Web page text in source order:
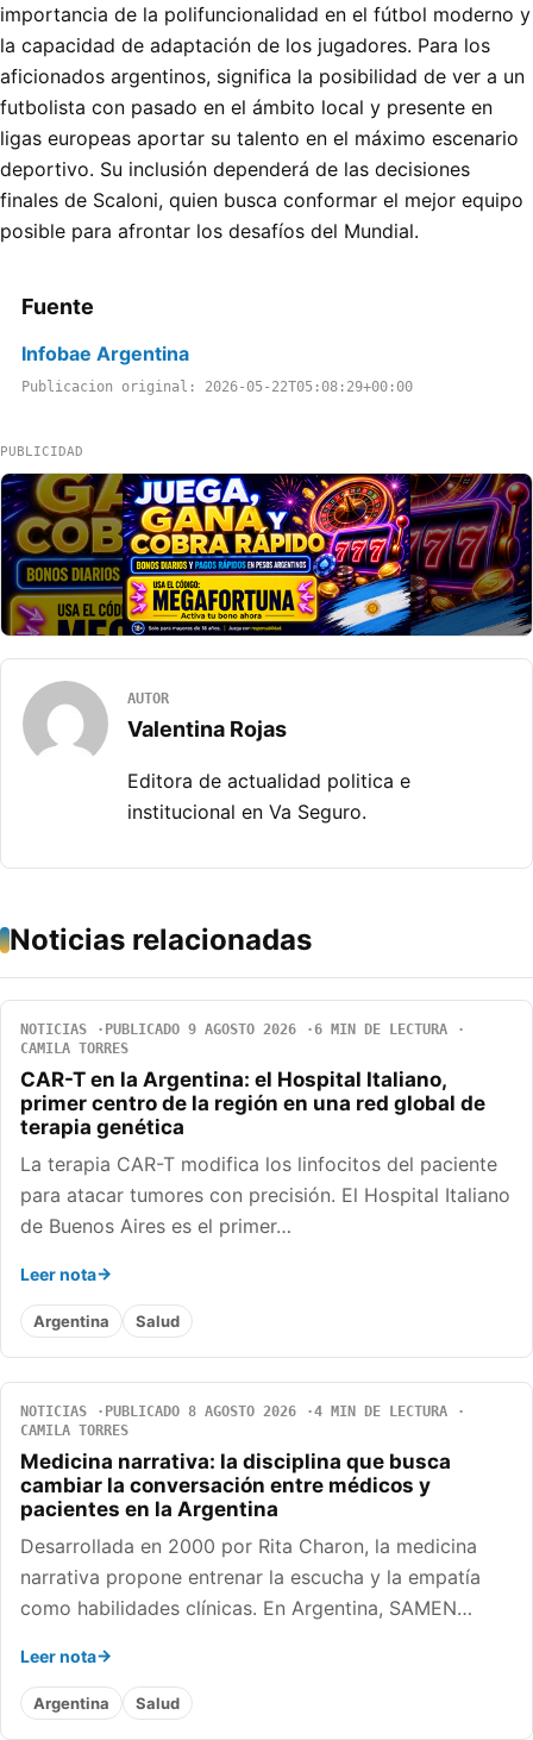
importancia de la polifuncionalidad en el fútbol moderno y
la capacidad de adaptación de los jugadores. Para los
aficionados argentinos, significa la posibilidad de ver a un
futbolista con pasado en el ámbito local y presente en
ligas europeas aportar su talento en el máximo escenario
deportivo. Su inclusión dependerá de las decisiones
finales de Scaloni, quien busca conformar el mejor equipo
posible para afrontar los desafíos del Mundial.
Fuente
Infobae Argentina
Publicacion original: 2026-05-22T05:08:29+00:00
PUBLICIDAD
AUTOR
Valentina Rojas
Editora de actualidad politica e
institucional en Va Seguro.
Noticias relacionadas
NOTICIAS PUBLICADO 9 AGOSTO 2026
6 MIN DE LECTURA
CAMILA TORRES
CAR-T en la Argentina: el Hospital Italiano,
primer centro de la región en una red global de
terapia genética
La terapia CAR-T modifica los linfocitos del paciente
para atacar tumores con precisión. El Hospital Italiano
de Buenos Aires es el primer…
Leer nota
Argentina Salud
NOTICIAS PUBLICADO 8 AGOSTO 2026
4 MIN DE LECTURA
CAMILA TORRES
Medicina narrativa: la disciplina que busca
cambiar la conversación entre médicos y
pacientes en la Argentina
Desarrollada en 2000 por Rita Charon, la medicina
narrativa propone entrenar la escucha y la empatía
como habilidades clínicas. En Argentina, SAMEN…
Leer nota
Argentina Salud